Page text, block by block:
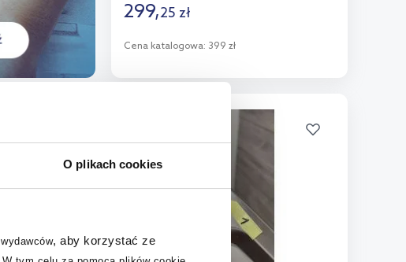
O plikach cookies
wydawców, aby korzystać ze
299,25 zł
Cena katalogowa: 399 zł
Do koszyka
Dodaj do porównania